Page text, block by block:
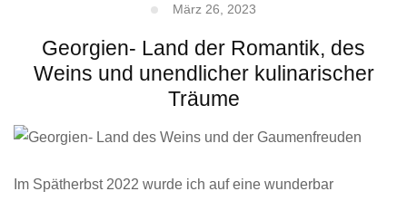
März 26, 2023
Georgien- Land der Romantik, des
Weins und unendlicher kulinarischer
Träume
Im Spätherbst 2022 wurde ich auf eine wunderbar